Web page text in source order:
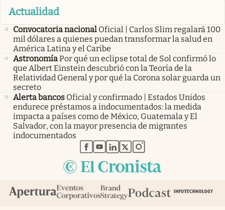
Actualidad
Convocatoria nacional Oficial | Carlos Slim regalará 100
mil dólares a quienes puedan transformar la salud en
América Latina y el Caribe
AstronomíaPor qué un eclipse total de Sol confirmó lo
que Albert Einstein descubrió con la Teoría de la
Relatividad General y por qué la Corona solar guarda un
secreto
Alerta bancos Oficial y confirmado | Estados Unidos
endurece préstamos a indocumentados: la medida
impacta a países como de México, Guatemala y El
Salvador, con la mayor presencia de migrantes
indocumentados
abre en nueva pestaña
abre en nueva pestaña
abre en nueva pestaña
abre en nueva pestaña
abre en nueva pestaña